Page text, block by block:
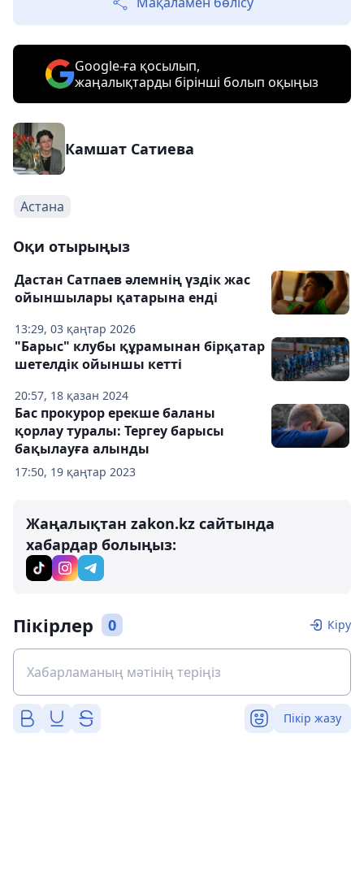
Google-ға қосылып,
жаңалықтарды бірінші болып оқыңыз
Камшат Сатиева
Астана
Оқи отырыңыз
13:29, 03 қаңтар 2026
Дастан Сатпаев әлемнің үздік жас
ойыншылары қатарына енді
20:57, 18 қазан 2024
"Барыс" клубы құрамынан бірқатар
шетелдік ойыншы кетті
17:50, 19 қаңтар 2023
Бас прокурор ерекше баланы
қорлау туралы: Тергеу барысы
бақылауға алынды
Жаңалықтан zakon.kz сайтында
хабардар болыңыз:
Пікірлер 0 Кіру
Пікір жазу